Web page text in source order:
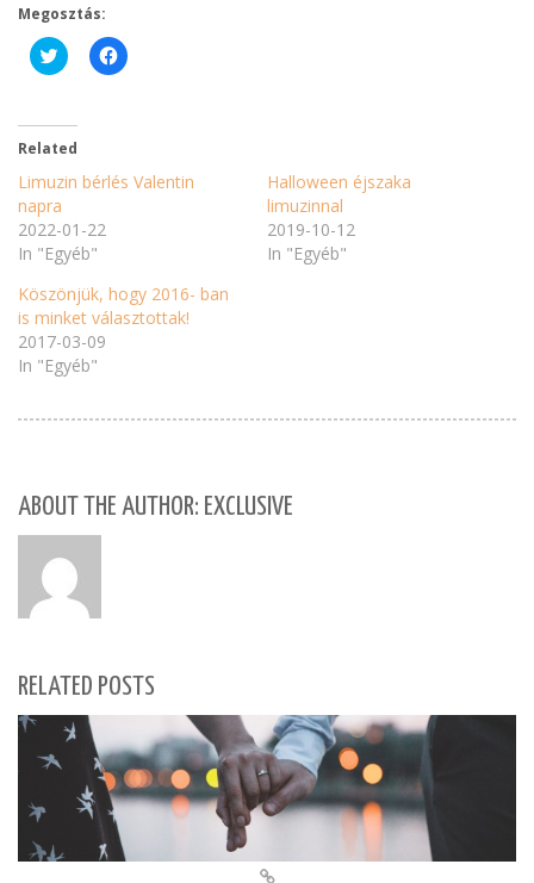
Megosztás:
Click
to
(Opens
in
new
window)
Click
to
window)
Related
Limuzin bérlés Valentin
napra
2022-01-22
In "Egyéb"
Halloween éjszaka
limuzinnal
2019-10-12
In "Egyéb"
Köszönjük, hogy 2016- ban
is minket választottak!
2017-03-09
In "Egyéb"
ABOUT THE AUTHOR: EXCLUSIVE
RELATED POSTS